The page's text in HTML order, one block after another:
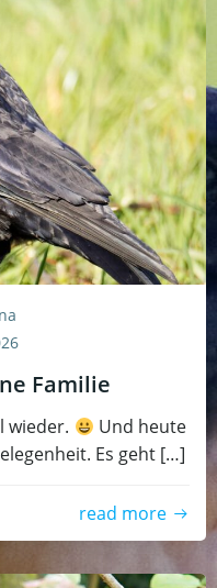
Familie
wieder.
Und heute
Es geht […]
read more